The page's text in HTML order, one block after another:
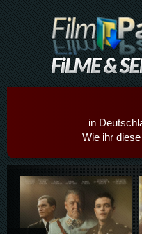
in
Wie ihr
Details,Play